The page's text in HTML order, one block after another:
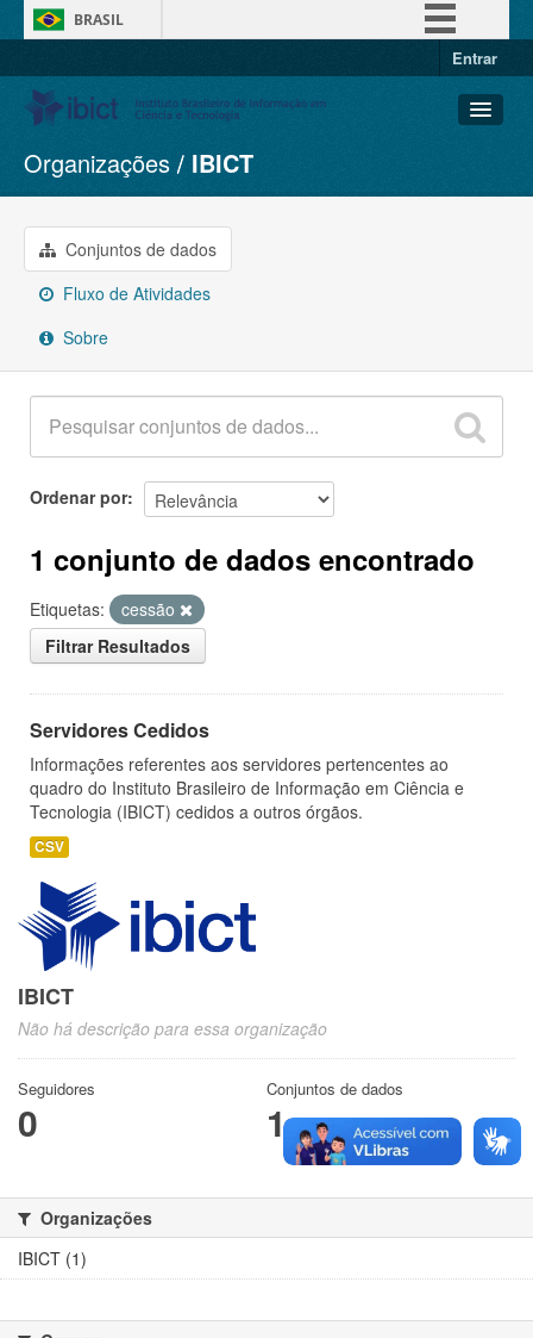
BRASIL
Entrar
Conjuntos de dados
Organizações
Grupos
Sobre
Organizações IBICT
Conjuntos de dados
Fluxo de Atividades
Sobre
Ordenar por
1 conjunto de dados encontrado
Etiquetas:
cessão
Filtrar Resultados
Servidores Cedidos
Informações referentes aos servidores pertencentes ao
quadro do Instituto Brasileiro de Informação em Ciência e
Tecnologia (IBICT) cedidos a outros órgãos.
CSV
IBICT
Não há descrição para essa organização
Seguidores
0
Conjuntos de dados
1
Organizações
IBICT (1)